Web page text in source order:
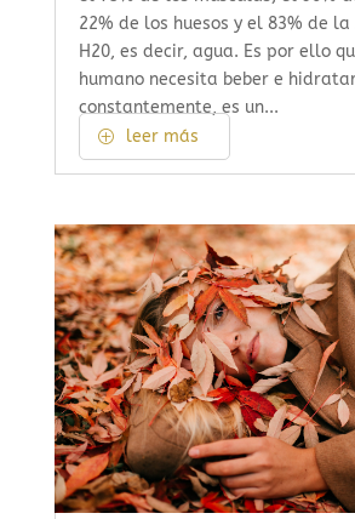
22% de los huesos y el 83% de la
H20, es decir, agua. Es por ello
humano necesita beber e
constantemente, es un...
leer más